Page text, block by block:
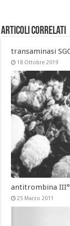
Articoli Correlati
transaminasi
18 Ottobre 2019
antitrombina
25 Marzo 2011